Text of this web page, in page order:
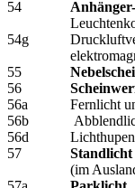
54
54g
55
56
56a
Fernlicht
56b
56d
57
Standlicht
(im